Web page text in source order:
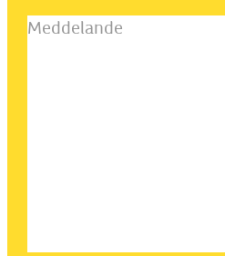
Meddelande(Obligatoriskt)